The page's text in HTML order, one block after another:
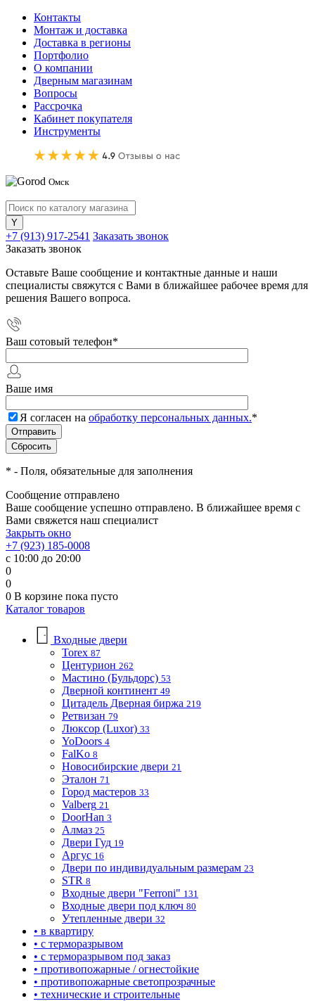
Контакты
Монтаж и доставка
Доставка в регионы
Портфолио
О компании
Дверным магазинам
Вопросы
Рассрочка
Кабинет покупателя
Инструменты
Омск
+7 (913) 917-2541 Заказать звонок
Заказать звонок
Оставьте Ваше сообщение и контактные данные и наши
специалисты свяжутся с Вами в ближайшее рабочее время для
решения Вашего вопроса.
Ваш сотовый телефон*
Ваше имя
Я согласен на обработку персональных данных.*
* - Поля, обязательные для заполнения
Сообщение отправлено
Ваше сообщение успешно отправлено. В ближайшее время с
Вами свяжется наш специалист
Закрыть окно
+7 (923) 185-0008
с 10:00 до 20:00
0
0
0 В корзине пока пусто
Каталог товаров
Входные двери
Torex 87
Центурион 262
Мастино (Бульдорс) 53
Дверной континент 49
Цитадель Дверная биржа 219
Ретвизан 79
Люксор (Luxor) 33
YoDoors 4
FalKo 8
Новосибирские двери 21
Эталон 71
Город мастеров 33
Valberg 21
DoorHan 3
Алмаз 25
Двери Гуд 19
Аргус 16
Двери по индивидуальным размерам 23
STR 8
Входные двери "Ferroni" 131
Входные двери под ключ 80
Утепленные двери 32
• в квартиру
• с терморазрывом
• с терморазрывом под заказ
• противопожарные / огнестойкие
• противопожарные светопрозрачные
• технические и строительные